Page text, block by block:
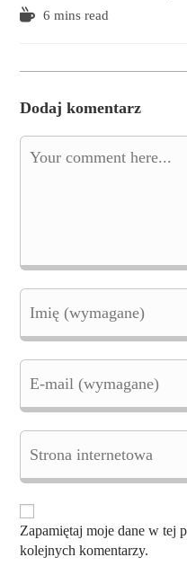
published:
Reading6 mins read
Dodaj komentarz
Comment
Enter
your
username
Enter
your
to
comment
Enter
your
(optional)
Zapamiętaj moje dane w tej
kolejnych komentarzy.